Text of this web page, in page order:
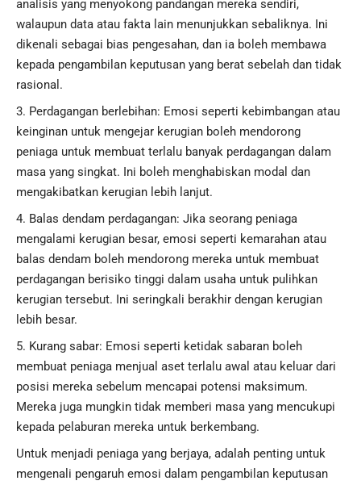
analisis yang menyokong pandangan mereka sendiri,
walaupun data atau fakta lain menunjukkan sebaliknya. Ini
dikenali sebagai bias pengesahan, dan ia boleh membawa
kepada pengambilan keputusan yang berat sebelah dan tidak
rasional.
Perdagangan berlebihan: Emosi seperti kebimbangan atau
keinginan untuk mengejar kerugian boleh mendorong
peniaga untuk membuat terlalu banyak perdagangan dalam
masa yang singkat. Ini boleh menghabiskan modal dan
mengakibatkan kerugian lebih lanjut.
Balas dendam perdagangan: Jika seorang peniaga
mengalami kerugian besar, emosi seperti kemarahan atau
balas dendam boleh mendorong mereka untuk membuat
perdagangan berisiko tinggi dalam usaha untuk pulihkan
kerugian tersebut. Ini seringkali berakhir dengan kerugian
lebih besar.
Kurang sabar: Emosi seperti ketidak sabaran boleh
membuat peniaga menjual aset terlalu awal atau keluar dari
posisi mereka sebelum mencapai potensi maksimum.
Mereka juga mungkin tidak memberi masa yang mencukupi
kepada pelaburan mereka untuk berkembang.
Untuk menjadi peniaga yang berjaya, adalah penting untuk
mengenali pengaruh emosi dalam pengambilan keputusan